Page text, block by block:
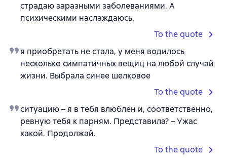
страдаю заразными заболеваниями. А
психическими наслаждаюсь.
To the quote
я приобретать не стала, у меня водилось
несколько симпатичных вещиц на любой случай
жизни. Выбрала синее шелковое
To the quote
ситуацию – я в тебя влюблен и, соответственно,
ревную тебя к парням. Представила? – Ужас
какой. Продолжай.
To the quote